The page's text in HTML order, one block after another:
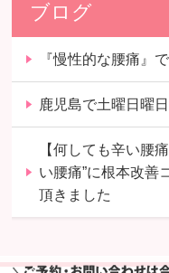
ブログ
『慢性的な腰痛』
鹿児島で土曜日曜
【何しても辛い腰
い腰痛”に根本改善
頂きました